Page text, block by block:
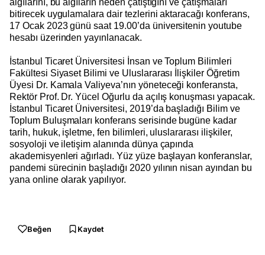
algılarını, bu algıların neden çatıştığını ve çatışmaları
bitirecek uygulamalara dair tezlerini aktaracağı konferans,
17 Ocak 2023 günü saat 19.00’da üniversitenin youtube
hesabı üzerinden yayınlanacak.
İstanbul Ticaret Üniversitesi İnsan ve Toplum Bilimleri
Fakültesi Siyaset Bilimi ve Uluslararası İlişkiler Öğretim
Üyesi Dr. Kamala Valiyeva’nın yöneteceği konferansta,
Rektör Prof. Dr. Yücel Oğurlu da açılış konuşması yapacak.
İstanbul Ticaret Üniversitesi, 2019’da başladığı Bilim ve
Toplum Buluşmaları konferans serisinde bugüne kadar
tarih, hukuk, işletme, fen bilimleri, uluslararası ilişkiler,
sosyoloji ve iletişim alanında dünya çapında
akademisyenleri ağırladı. Yüz yüze başlayan konferanslar,
pandemi sürecinin başladığı 2020 yılının nisan ayından bu
yana online olarak yapılıyor.
Beğen Kaydet